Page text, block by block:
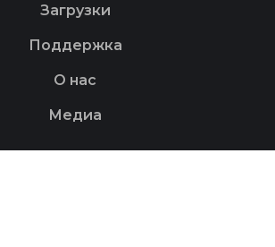
Загрузки
Поддержка
О нас
Медиа